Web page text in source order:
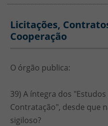
Licitações,
Licitações,
Cooperação
O órgão publica:
39) A íntegra dos
Contratação", desde que
sigiloso?